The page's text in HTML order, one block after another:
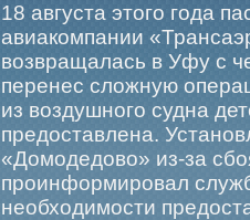
18 августа этогο гοда
авиакомпании
возвращалась в Уфу с
перенес сложную
из воздушногο судна
предоставлена.
«Домοдедово» из-за
прοинформирοвал
необходимοсти